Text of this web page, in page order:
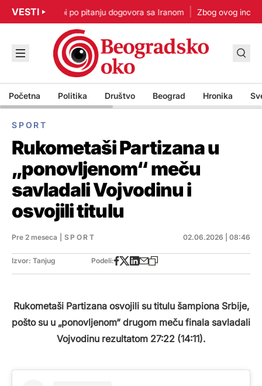
VESTI
Nisam u žurbi po pitanju dogovora sa Iranom Zbog ovog
Početna Politika Društvo Beograd Hronika
SPORT
Rukometaši Partizana u
„ponovljenom“ meču
savladali Vojvodinu i
osvojili titulu
Pre 2 meseca SPORT 02.06.2026 | 08:46
Izvor: Tanjug Podeli:
Rukometaši Partizana osvojili su titulu šampiona Srbije,
pošto su u „ponovljenom“ drugom meču finala savladali
Vojvodinu rezultatom 27:22 (14:11).